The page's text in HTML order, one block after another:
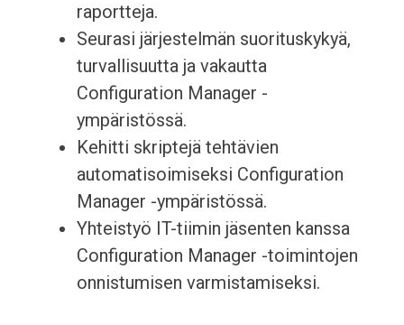
raportteja.
Seurasi järjestelmän suorituskykyä,
turvallisuutta ja vakautta
Configuration Manager -
ympäristössä.
Kehitti skriptejä tehtävien
automatisoimiseksi Configuration
Manager -ympäristössä.
Yhteistyö IT-tiimin jäsenten kanssa
Configuration Manager -toimintojen
onnistumisen varmistamiseksi.